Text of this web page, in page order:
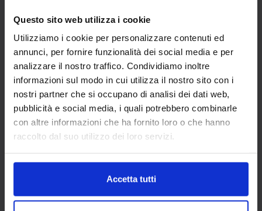
Questo sito web utilizza i cookie
Utilizziamo i cookie per personalizzare contenuti ed
annunci, per fornire funzionalità dei social media e per
analizzare il nostro traffico. Condividiamo inoltre
informazioni sul modo in cui utilizza il nostro sito con i
nostri partner che si occupano di analisi dei dati web,
pubblicità e social media, i quali potrebbero combinarle
con altre informazioni che ha fornito loro o che hanno
raccolto dal suo utilizzo dei loro servizi.
Accetta tutti
FINESTRE
Letende confezionatein mocha mousse sono
una scelta ideale per chi cerca di aggiungere
calore agli spazi senza sovraccaricarli.
Questo colore è particolarmente efficace
per salotti, camere da letto o sale da pranzo.